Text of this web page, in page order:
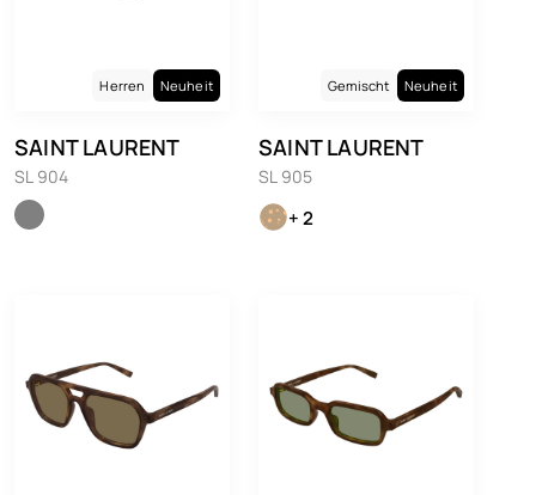
Herren Neuheit
SAINT LAURENT
SL 904
Gemischt Neuheit
SAINT LAURENT
SL 905
+ 2